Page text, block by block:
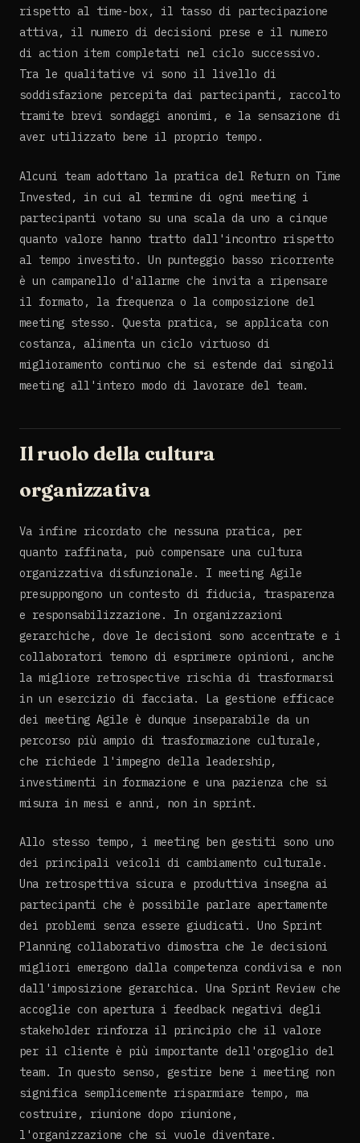
rispetto al time-box, il tasso di partecipazione
attiva, il numero di decisioni prese e il numero
di action item completati nel ciclo successivo.
Tra le qualitative vi sono il livello di
soddisfazione percepita dai partecipanti, raccolto
tramite brevi sondaggi anonimi, e la sensazione di
aver utilizzato bene il proprio tempo.
Alcuni team adottano la pratica del Return on Time
Invested, in cui al termine di ogni meeting i
partecipanti votano su una scala da uno a cinque
quanto valore hanno tratto dall'incontro rispetto
al tempo investito. Un punteggio basso ricorrente
è un campanello d'allarme che invita a ripensare
il formato, la frequenza o la composizione del
meeting stesso. Questa pratica, se applicata con
costanza, alimenta un ciclo virtuoso di
miglioramento continuo che si estende dai singoli
meeting all'intero modo di lavorare del team.
Il ruolo della cultura
organizzativa
Va infine ricordato che nessuna pratica, per
quanto raffinata, può compensare una cultura
organizzativa disfunzionale. I meeting Agile
presuppongono un contesto di fiducia, trasparenza
e responsabilizzazione. In organizzazioni
gerarchiche, dove le decisioni sono accentrate e i
collaboratori temono di esprimere opinioni, anche
la migliore retrospective rischia di trasformarsi
in un esercizio di facciata. La gestione efficace
dei meeting Agile è dunque inseparabile da un
percorso più ampio di trasformazione culturale,
che richiede l'impegno della leadership,
investimenti in formazione e una pazienza che si
misura in mesi e anni, non in sprint.
Allo stesso tempo, i meeting ben gestiti sono uno
dei principali veicoli di cambiamento culturale.
Una retrospettiva sicura e produttiva insegna ai
partecipanti che è possibile parlare apertamente
dei problemi senza essere giudicati. Uno Sprint
Planning collaborativo dimostra che le decisioni
migliori emergono dalla competenza condivisa e non
dall'imposizione gerarchica. Una Sprint Review che
accoglie con apertura i feedback negativi degli
stakeholder rinforza il principio che il valore
per il cliente è più importante dell'orgoglio del
team. In questo senso, gestire bene i meeting non
significa semplicemente risparmiare tempo, ma
costruire, riunione dopo riunione,
l'organizzazione che si vuole diventare.